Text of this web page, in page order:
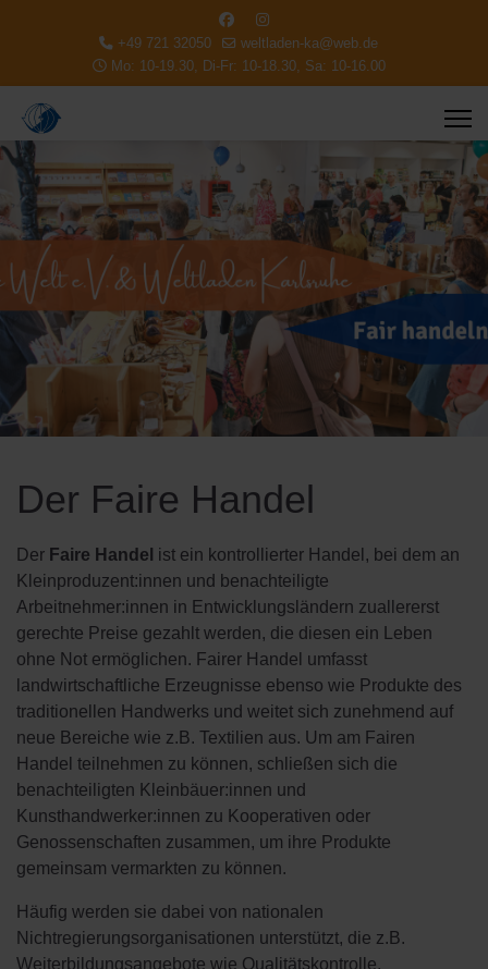
+49 721 32050
weltladen-ka@web.de
Mo: 10-19.30, Di-Fr: 10-18.30, Sa: 10-16.00
Der Faire Handel
Der Faire Handel ist ein kontrollierter Handel, bei dem an
Kleinproduzent:innen und benachteiligte
Arbeitnehmer:innen in Entwicklungsländern zuallererst
gerechte Preise gezahlt werden, die diesen ein Leben
ohne Not ermöglichen. Fairer Handel umfasst
landwirtschaftliche Erzeugnisse ebenso wie Produkte des
traditionellen Handwerks und weitet sich zunehmend auf
neue Bereiche wie z.B. Textilien aus. Um am Fairen
Handel teilnehmen zu können, schließen sich die
benachteiligten Kleinbäuer:innen und
Kunsthandwerker:innen zu Kooperativen oder
Genossenschaften zusammen, um ihre Produkte
gemeinsam vermarkten zu können.
Häufig werden sie dabei von nationalen
Nichtregierungsorganisationen unterstützt, die z.B.
Weiterbildungsangebote wie Qualitätskontrolle,